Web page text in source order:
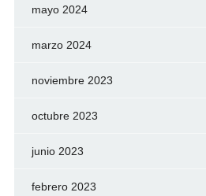
mayo 2024
marzo 2024
noviembre 2023
octubre 2023
junio 2023
febrero 2023